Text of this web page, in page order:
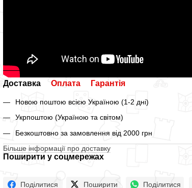
Доставка Оплата Гарантія
Новою поштою всією Україною (1-2 дні)
Укрпоштою (Україною та світом)
Безкоштовно за замовлення від 2000 грн
Більше інформації про доставку
Поширити у соцмережах
Поділитися Поширити Поділитися